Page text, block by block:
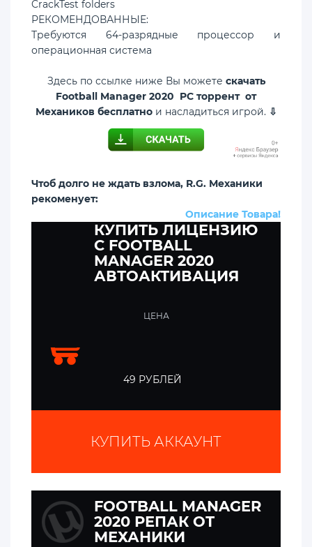
CrackTest folders
РЕКОМЕНДОВАННЫЕ:
Требуются 64-разрядные процессор и
операционная система
Здесь по ссылке ниже Вы можете скачать
Football Manager 2020 PC торрент от
Механиков бесплатнои насладиться игрой. ⇩
Чтоб долго не ждать взлома, R.G. Механики
рекоменует:
Описание Товара!
КУПИТЬ ЛИЦЕНЗИЮ
C FOOTBALL
MANAGER 2020
АВТОАКТИВАЦИЯ
ЦЕНА
49 РУБЛЕЙ
КУПИТЬ АККАУНТ
FOOTBALL MANAGER
2020 РЕПАК ОТ
МЕХАНИКИ